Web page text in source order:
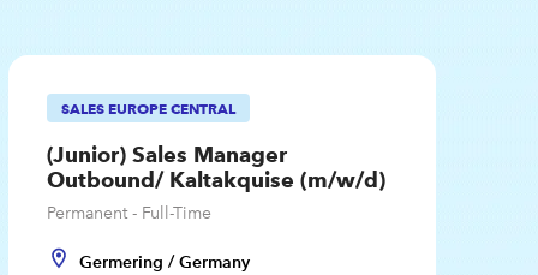
SALES EUROPE CENTRAL
(Junior) Sales Manager
Outbound/ Kaltakquise (m/w/d)
Permanent - Full-Time
Germering / Germany